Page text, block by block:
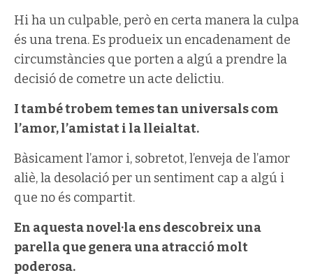
Hi ha un culpable, però en certa manera la culpa
és una trena. Es produeix un encadenament de
circumstàncies que porten a algú a prendre la
decisió de cometre un acte delictiu.
I també trobem temes tan universals com
l’amor, l’amistat i la lleialtat.
Bàsicament l’amor i, sobretot, l’enveja de l’amor
aliè, la desolació per un sentiment cap a algú i
que no és compartit.
En aquesta novel·la ens descobreix una
parella que genera una atracció molt
poderosa.